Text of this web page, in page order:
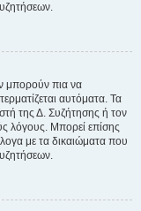
μπορούν πια να
αυτόματα. Τα
της Δ. Συζήτησης ή τον
λόγους. Μπορεί επίσης
με τα δικαιώματα που